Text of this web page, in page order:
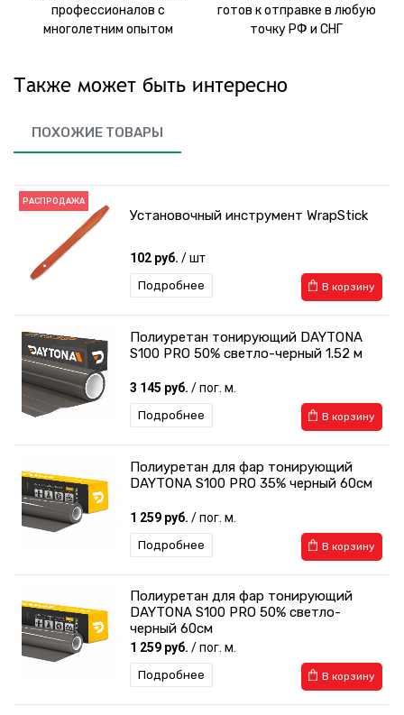
профессионалов с
многолетним опытом
готов к отправке в любую
точку РФ и СНГ
Также может быть интересно
ПОХОЖИЕ ТОВАРЫ
РАСПРОДАЖА
Установочный инструмент WrapStick
102 руб. / шт
В корзину
Подробнее
Полиуретан тонирующий DAYTONA
S100 PRO 50% светло-черный 1.52 м
3 145 руб. / пог. м.
В корзину
Подробнее
Полиуретан для фар тонирующий
DAYTONA S100 PRO 35% черный 60см
1 259 руб. / пог. м.
В корзину
Подробнее
Полиуретан для фар тонирующий
DAYTONA S100 PRO 50% светло-
черный 60см
1 259 руб. / пог. м.
В корзину
Подробнее